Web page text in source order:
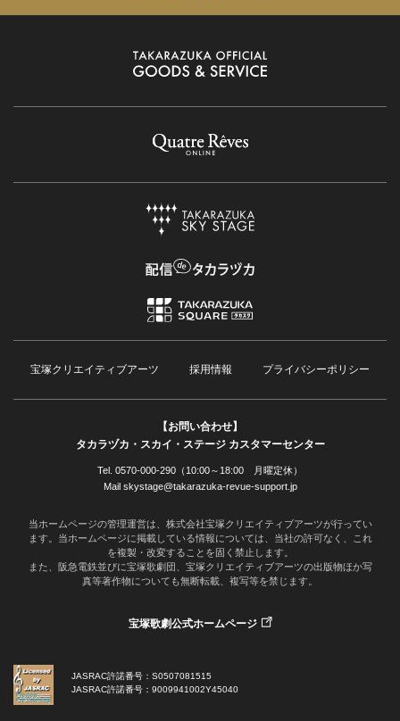
宝塚クリエイティブアーツ 採用情報 プライバシーポリシー
【お問い合わせ】
タカラヅカ・スカイ・ステージ カスタマーセンター
Tel. 0570-000-290（10:00～18:00 月曜定休）
Mail skystage@takarazuka-revue-support.jp
当ホームページの管理運営は、株式会社宝塚クリエイティブアーツが行ってい
ます。当ホームページに掲載している情報については、当社の許可なく、これ
を複製・改変することを固く禁止します。
また、阪急電鉄並びに宝塚歌劇団、宝塚クリエイティブアーツの出版物ほか写
真等著作物についても無断転載、複写等を禁じます。
宝塚歌劇公式ホームページ
JASRAC許諾番号：S0507081515
JASRAC許諾番号：9009941002Y45040